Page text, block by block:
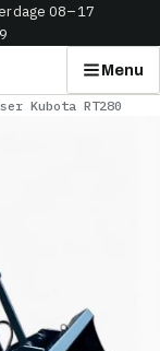
08–17
Menu
Kubota RT280